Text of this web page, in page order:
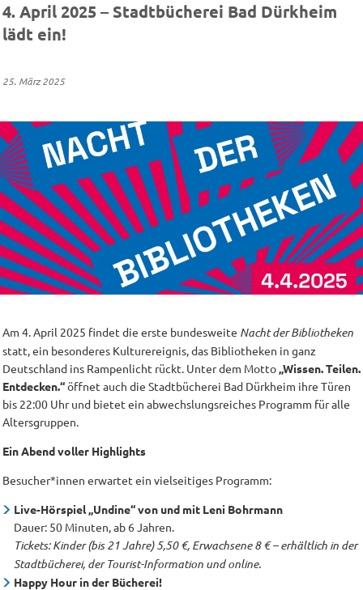
4. April 2025 – Stadtbücherei Bad Dürkheim
lädt ein!
25. März 2025
Am 4. April 2025 findet die erste bundesweite Nacht der Bibliotheken
statt, ein besonderes Kulturereignis, das Bibliotheken in ganz
Deutschland ins Rampenlicht rückt. Unter dem Motto „Wissen. Teilen.
Entdecken.“öffnet auch die Stadtbücherei Bad Dürkheim ihre Türen
bis 22:00 Uhr und bietet ein abwechslungsreiches Programm für alle
Altersgruppen.
Ein Abend voller Highlights
Besucher*innen erwartet ein vielseitiges Programm:
Live-Hörspiel „Undine“ von und mit Leni Bohrmann
Dauer: 50 Minuten, ab 6 Jahren.
Tickets: Kinder (bis 21 Jahre) 5,50 €, Erwachsene 8 € – erhältlich in der
Stadtbücherei, der Tourist-Information und online.
Happy Hour in der Bücherei!